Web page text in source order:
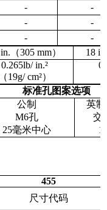
-
-
-
-
-
-
in. （305mm） 18in.
0.265lb/in.²
（19g/cm²）
标准孔图案选项
公制
M6孔
25毫米中心
英
交
1
455
尺寸代码